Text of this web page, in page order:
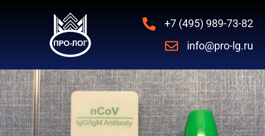
+7 (495) 989-73-82
info@pro-lg.ru